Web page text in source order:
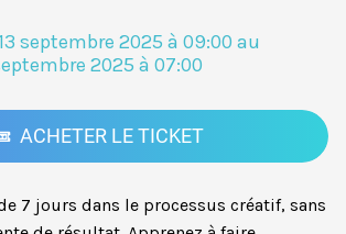
2025 à 07:00
ACHETER LE TICKET
7 jours dans le processus créatif, sans